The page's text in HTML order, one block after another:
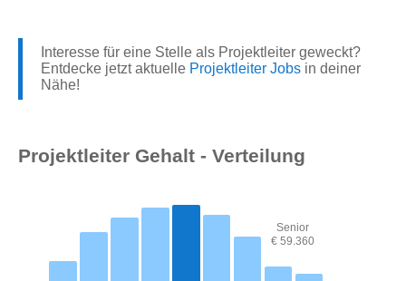
Interesse für eine Stelle als Projektleiter geweckt?
Entdecke jetzt aktuelle Projektleiter Jobs in deiner
Nähe!
Projektleiter Gehalt - Verteilung
Senior
€ 59.360